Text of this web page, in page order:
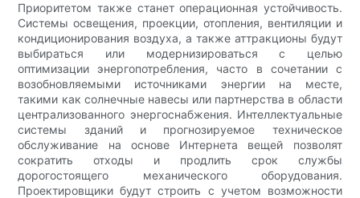
Приоритетом также станет операционная устойчивость.
Системы освещения, проекции, отопления, вентиляции и
кондиционирования воздуха, а также аттракционы будут
выбираться или модернизироваться с целью
оптимизации энергопотребления, часто в сочетании с
возобновляемыми источниками энергии на месте,
такими как солнечные навесы или партнерства в области
централизованного энергоснабжения. Интеллектуальные
системы зданий и прогнозируемое техническое
обслуживание на основе Интернета вещей позволят
сократить отходы и продлить срок службы
дорогостоящего механического оборудования.
Проектировщики будут строить с учетом возможности